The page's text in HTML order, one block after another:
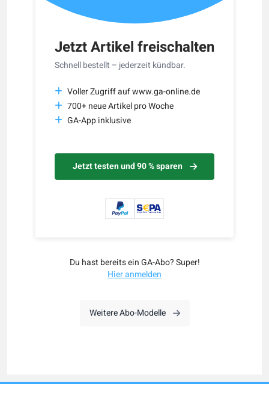
Jetzt Artikel freischalten
Schnell bestellt – jederzeit kündbar.
Voller Zugriff auf www.ga-online.de
700+ neue Artikel pro Woche
GA-App inklusive
Jetzt testen und 90 % sparen
Du hast bereits ein GA-Abo? Super!
Hier anmelden
Weitere Abo-Modelle